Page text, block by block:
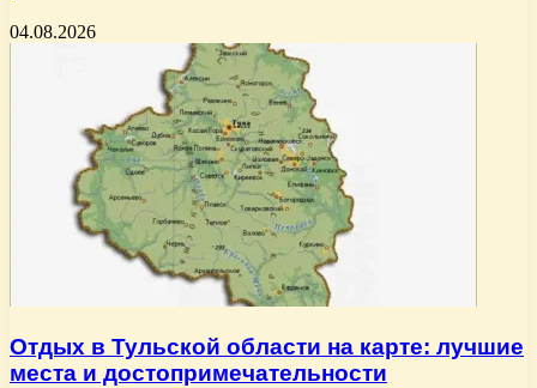
04.08.2026
Отдых в Тульской области на карте: лучшие
места и достопримечательности